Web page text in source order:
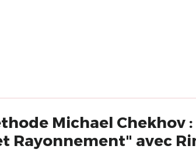
Michael Chekhov
Rayonnement" avec